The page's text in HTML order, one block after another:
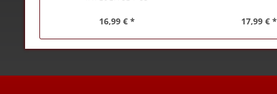
16,99 € * 17,99 € *